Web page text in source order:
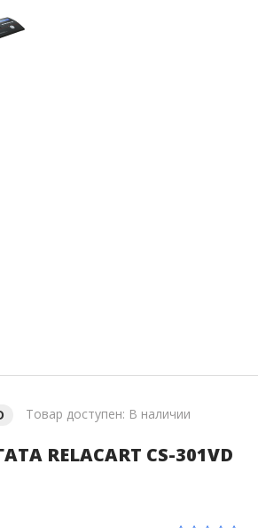
Товар доступен: В наличии
RELACART CS-301VD